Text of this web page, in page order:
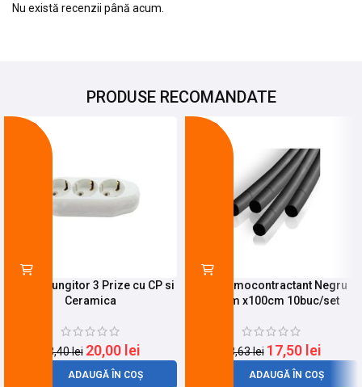
Nu există recenzii până acum.
PRODUSE RECOMANDATE
Cap Prelungitor 3 Prize cu CP si
Ceramica
23,40lei 20,00 lei
ADAUGĂ ÎN COȘ
Tub Termocontractant Negru
1,5mm x100cm 10buc/set
23,63lei 17,50 lei
ADAUGĂ ÎN COȘ